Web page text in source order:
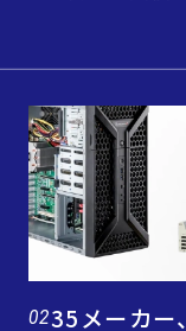
0235メーカー